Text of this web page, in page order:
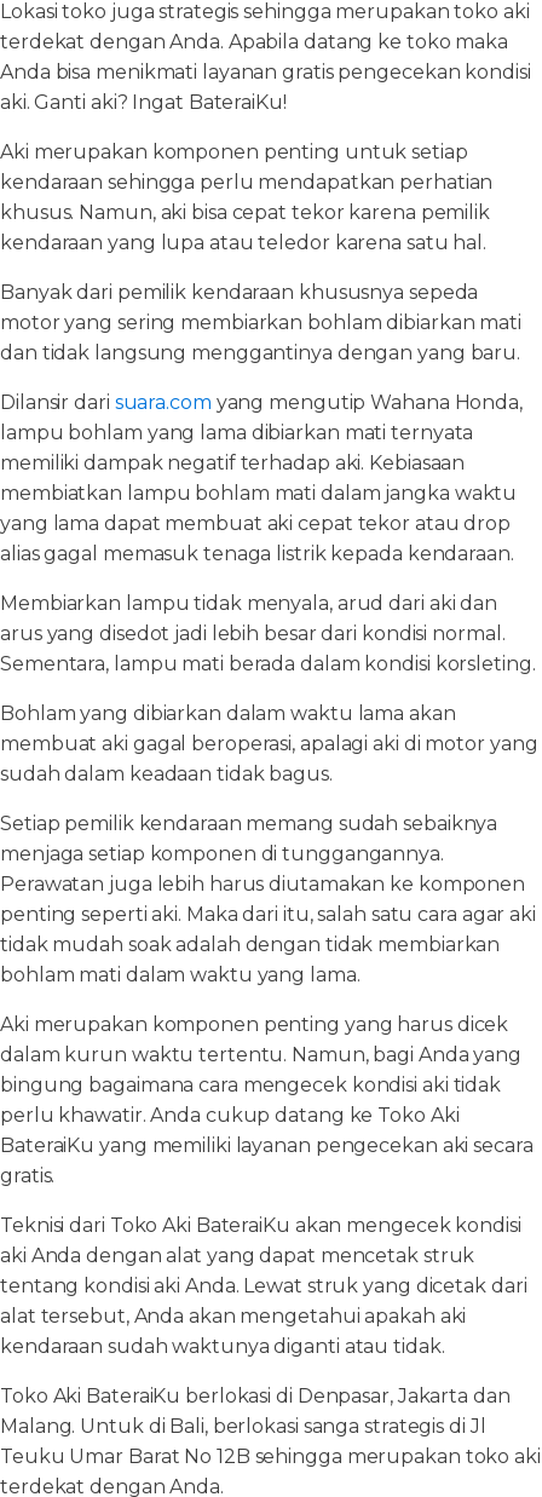
Lokasi toko juga strategis sehingga merupakan toko aki
terdekat dengan Anda. Apabila datang ke toko maka
Anda bisa menikmati layanan gratis pengecekan kondisi
aki. Ganti aki? Ingat BateraiKu!
Aki merupakan komponen penting untuk setiap
kendaraan sehingga perlu mendapatkan perhatian
khusus. Namun, aki bisa cepat tekor karena pemilik
kendaraan yang lupa atau teledor karena satu hal.
Banyak dari pemilik kendaraan khususnya sepeda
motor yang sering membiarkan bohlam dibiarkan mati
dan tidak langsung menggantinya dengan yang baru.
Dilansir dari suara.com yang mengutip Wahana Honda,
lampu bohlam yang lama dibiarkan mati ternyata
memiliki dampak negatif terhadap aki. Kebiasaan
membiatkan lampu bohlam mati dalam jangka waktu
yang lama dapat membuat aki cepat tekor atau drop
alias gagal memasuk tenaga listrik kepada kendaraan.
Membiarkan lampu tidak menyala, arud dari aki dan
arus yang disedot jadi lebih besar dari kondisi normal.
Sementara, lampu mati berada dalam kondisi korsleting.
Bohlam yang dibiarkan dalam waktu lama akan
membuat aki gagal beroperasi, apalagi aki di motor yang
sudah dalam keadaan tidak bagus.
Setiap pemilik kendaraan memang sudah sebaiknya
menjaga setiap komponen di tunggangannya.
Perawatan juga lebih harus diutamakan ke komponen
penting seperti aki. Maka dari itu, salah satu cara agar aki
tidak mudah soak adalah dengan tidak membiarkan
bohlam mati dalam waktu yang lama.
Aki merupakan komponen penting yang harus dicek
dalam kurun waktu tertentu. Namun, bagi Anda yang
bingung bagaimana cara mengecek kondisi aki tidak
perlu khawatir. Anda cukup datang ke Toko Aki
BateraiKu yang memiliki layanan pengecekan aki secara
gratis.
Teknisi dari Toko Aki BateraiKu akan mengecek kondisi
aki Anda dengan alat yang dapat mencetak struk
tentang kondisi aki Anda. Lewat struk yang dicetak dari
alat tersebut, Anda akan mengetahui apakah aki
kendaraan sudah waktunya diganti atau tidak.
Toko Aki BateraiKu berlokasi di Denpasar, Jakarta dan
Malang. Untuk di Bali, berlokasi sanga strategis di Jl
Teuku Umar Barat No 12B sehingga merupakan toko aki
terdekat dengan Anda.